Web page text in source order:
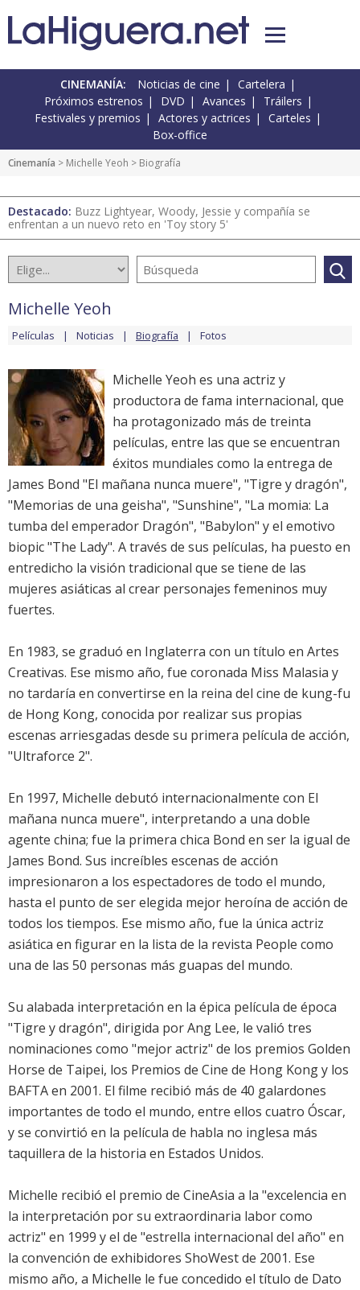
CINEMANÍA: Noticias de cine
Cartelera
Próximos estrenos
DVD Avances
Tráilers
Festivales y premios
Actores y actrices
Carteles
Box-office
Cinemanía > Michelle Yeoh > Biografía
Destacado: Buzz Lightyear, Woody, Jessie y compañía se
enfrentan a un nuevo reto en 'Toy story 5'
Michelle Yeoh
Películas Noticias Biografía Fotos
Michelle Yeoh es una actriz y
productora de fama internacional, que
ha protagonizado más de treinta
películas, entre las que se encuentran
éxitos mundiales como la entrega de
James Bond "El mañana nunca muere", "Tigre y dragón",
"Memorias de una geisha", "Sunshine", "La momia: La
tumba del emperador Dragón", "Babylon" y el emotivo
biopic "The Lady". A través de sus películas, ha puesto en
entredicho la visión tradicional que se tiene de las
mujeres asiáticas al crear personajes femeninos muy
fuertes.
En 1983, se graduó en Inglaterra con un título en Artes
Creativas. Ese mismo año, fue coronada Miss Malasia y
no tardaría en convertirse en la reina del cine de kung-fu
de Hong Kong, conocida por realizar sus propias
escenas arriesgadas desde su primera película de acción,
"Ultraforce 2".
En 1997, Michelle debutó internacionalmente con El
mañana nunca muere", interpretando a una doble
agente china; fue la primera chica Bond en ser la igual de
James Bond. Sus increíbles escenas de acción
impresionaron a los espectadores de todo el mundo,
hasta el punto de ser elegida mejor heroína de acción de
todos los tiempos. Ese mismo año, fue la única actriz
asiática en figurar en la lista de la revista People como
una de las 50 personas más guapas del mundo.
Su alabada interpretación en la épica película de época
"Tigre y dragón", dirigida por Ang Lee, le valió tres
nominaciones como "mejor actriz" de los premios Golden
Horse de Taipei, los Premios de Cine de Hong Kong y los
BAFTA en 2001. El filme recibió más de 40 galardones
importantes de todo el mundo, entre ellos cuatro Óscar,
y se convirtió en la película de habla no inglesa más
taquillera de la historia en Estados Unidos.
Michelle recibió el premio de CineAsia a la "excelencia en
la interpretación por su extraordinaria labor como
actriz" en 1999 y el de "estrella internacional del año" en
la convención de exhibidores ShoWest de 2001. Ese
mismo año, a Michelle le fue concedido el título de Dato